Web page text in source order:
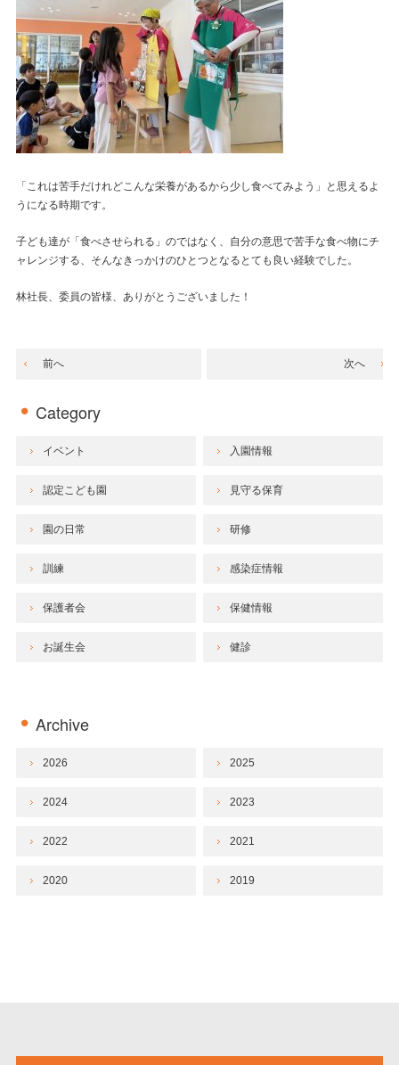
「これは苦手だけれどこんな栄養があるから少し食べてみよう」と思えるよ
うになる時期です。
子ども達が「食べさせられる」のではなく、自分の意思で苦手な食べ物にチ
ャレンジする、そんなきっかけのひとつとなるとても良い経験でした。
林社長、委員の皆様、ありがとうございました！
前へ 次へ
Category
イベント 入園情報
認定こども園 見守る保育
園の日常 研修
訓練 感染症情報
保護者会 保健情報
お誕生会 健診
Archive
2026 2025
2024 2023
2022 2021
2020 2019